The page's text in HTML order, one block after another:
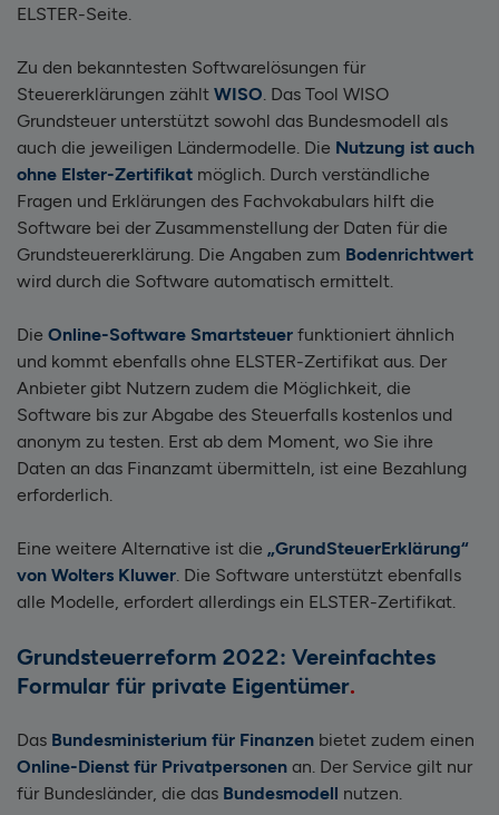
ELSTER-Seite.
Zu den bekanntesten Softwarelösungen für
Steuererklärungen zählt WISO. Das Tool WISO
Grundsteuer unterstützt sowohl das Bundesmodell als
auch die jeweiligen Ländermodelle. Die Nutzung ist auch
ohne Elster-Zertifikat möglich. Durch verständliche
Fragen und Erklärungen des Fachvokabulars hilft die
Software bei der Zusammenstellung der Daten für die
Grundsteuererklärung. Die Angaben zum Bodenrichtwert
wird durch die Software automatisch ermittelt.
Die Online-Software Smartsteuer funktioniert ähnlich
und kommt ebenfalls ohne ELSTER-Zertifikat aus. Der
Anbieter gibt Nutzern zudem die Möglichkeit, die
Software bis zur Abgabe des Steuerfalls kostenlos und
anonym zu testen. Erst ab dem Moment, wo Sie ihre
Daten an das Finanzamt übermitteln, ist eine Bezahlung
erforderlich.
Eine weitere Alternative ist die „GrundSteuerErklärung“
von Wolters Kluwer. Die Software unterstützt ebenfalls
alle Modelle, erfordert allerdings ein ELSTER-Zertifikat.
Grundsteuerreform 2022: Vereinfachtes
Formular für private Eigentümer
Das Bundesministerium für Finanzen bietet zudem einen
Online-Dienst für Privatpersonen an. Der Service gilt nur
für Bundesländer, die das Bundesmodell nutzen.